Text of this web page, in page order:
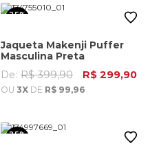
25%
Jaqueta Makenji Puffer
Masculina Preta
De: R$ 399,90 R$ 299,90
OU 3X DE R$ 99,96
25%